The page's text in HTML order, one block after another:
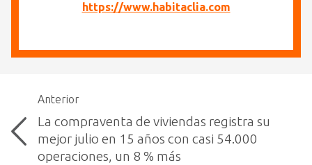
https://www.habitaclia.com
Anterior
La compraventa de viviendas registra su
mejor julio en 15 años con casi 54.000
operaciones, un 8 % más